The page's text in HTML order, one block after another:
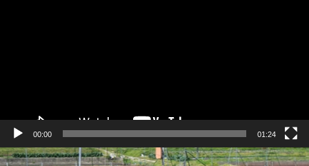
00:00 01:24